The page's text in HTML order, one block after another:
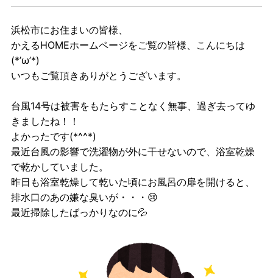
浜松市にお住まいの皆様、
かえるHOMEホームページをご覧の皆様、こんにちは
(*’ω’*)
いつもご覧頂きありがとうございます。
台風14号は被害をもたらすことなく無事、過ぎ去ってゆ
きましたね！！
よかったです(*^^*)
最近台風の影響で洗濯物が外に干せないので、浴室乾燥
で乾かしていました。
昨日も浴室乾燥して乾いた頃にお風呂の扉を開けると、
排水口のあの嫌な臭いが・・・😢
最近掃除したばっかりなのに💦